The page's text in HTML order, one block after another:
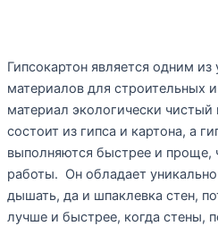
Гипсокартон является одним из
материалов для строительных
материал экологически чистый
состоит из гипса и картона, а
выполняются быстрее и проще,
работы. Он обладает
дышать, да и шпаклевка стен,
лучше и быстрее, когда стены,